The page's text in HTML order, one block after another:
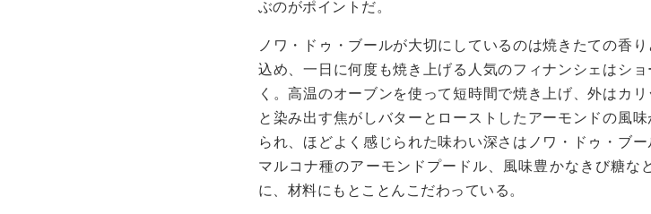
ぶのがポイントだ。
ノワ・ドゥ・ブールが大切にしているのは焼きたての香
込め、一日に何度も焼き上げる人気のフィナンシェはシ
く。高温のオーブンを使って短時間で焼き上げ、外はカ
と染み出す焦がしバターとローストしたアーモンドの風
られ、ほどよく感じられた味わい深さはノワ・ドゥ・ブ
マルコナ種のアーモンドプードル、風味豊かなきび糖な
に、材料にもとことんこだわっている。